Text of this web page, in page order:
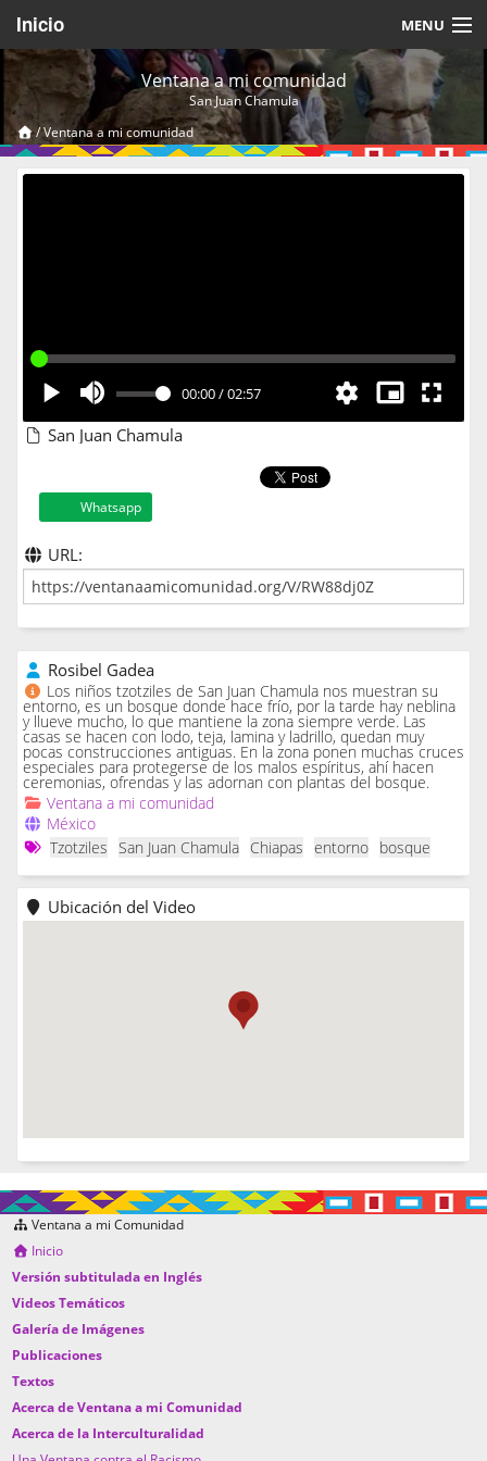
Inicio MENU
Acerca de
Videos Temáticos
Cerrar Sesión
Ventana a mi comunidad
San Juan Chamula
/Ventana a mi comunidad
00:00/02:57
San Juan Chamula
Whatsapp
URL:
Rosibel Gadea
Los niños tzotziles de San Juan Chamula nos muestran su
entorno, es un bosque donde hace frío, por la tarde hay neblina
y llueve mucho, lo que mantiene la zona siempre verde. Las
casas se hacen con lodo, teja, lamina y ladrillo, quedan muy
pocas construcciones antiguas. En la zona ponen muchas cruces
especiales para protegerse de los malos espíritus, ahí hacen
ceremonias, ofrendas y las adornan con plantas del bosque.
Ventana a mi comunidad
México
Tzotziles
San Juan Chamula Chiapas entorno bosque
Ubicación del Video
Ventana a mi Comunidad
Inicio
Versión subtitulada en Inglés
Videos Temáticos
Galería de Imágenes
Publicaciones
Textos
Acerca de Ventana a mi Comunidad
Acerca de la Interculturalidad